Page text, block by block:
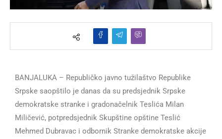
BANJALUKA – Republičko javno tužilaštvo Republike
Srpske saopštilo je danas da su predsjednik Srpske
demokratske stranke i gradonačelnik Teslića Milan
Miličević, potpredsjednik Skupštine opštine Teslić
Mehmed Dubravac i odbornik Stranke demokratske akcije